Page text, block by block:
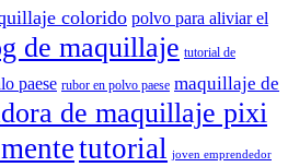
colorido polvo para aliviar el
de maquillaje tutorial de
paese rubor en polvo paese maquillaje de
de maquillaje pixi
tutorial joven emprendedor